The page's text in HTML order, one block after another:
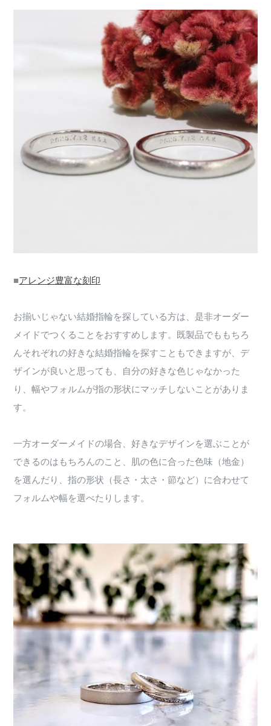
■アレンジ豊富な刻印
お揃いじゃない結婚指輪を探している方は、是非オーダー
メイドでつくることをおすすめします。既製品でももちろ
んそれぞれの好きな結婚指輪を探すこともできますが、デ
ザインが良いと思っても、自分の好きな色じゃなかった
り、幅やフォルムが指の形状にマッチしないことがありま
す。
一方オーダーメイドの場合、好きなデザインを選ぶことが
できるのはもちろんのこと、肌の色に合った色味（地金）
を選んだり、指の形状（長さ・太さ・節など）に合わせて
フォルムや幅を選べたりします。